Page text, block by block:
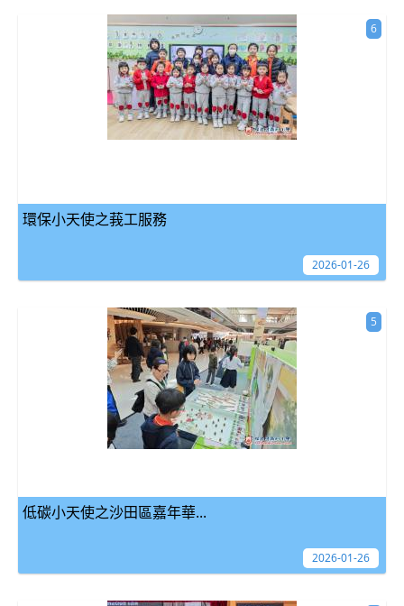
環保小天使之莪工服務
6
2026-01-26
低碳小天使之沙田區嘉年華...
5
2026-01-26